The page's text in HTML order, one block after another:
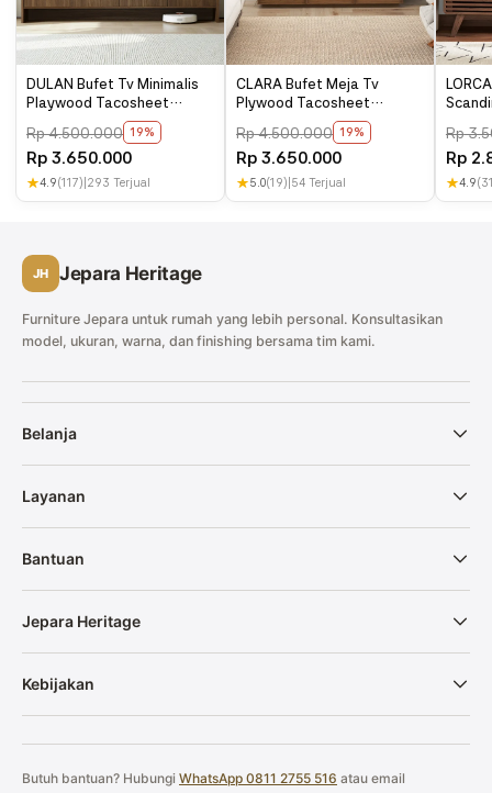
DULAN Bufet Tv Minimalis
Playwood Tacosheet
Rp4.500.000 19%
Rp 3.650.000
★4.9(117) 293 Terjual
CLARA Bufet Meja Tv
Plywood Tacosheet
Rp4.500.000 19%
Rp3.650.000
★5.0(19) 54 Terjual
Rp
Rp
★4.9
JH Jepara Heritage
Furniture Jepara untuk rumah yang lebih personal. Konsultasikan
model, ukuran, warna, dan finishing bersama tim kami.
Belanja
Layanan
Bantuan
Jepara Heritage
Kebijakan
Butuh bantuan? Hubungi WhatsApp 0811 2755 516 atau email